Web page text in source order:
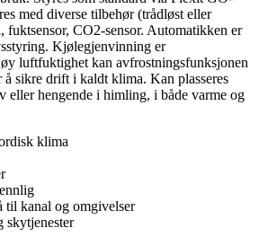
med diverse tilbehør (trådløst eller
fuktsensor, CO2-sensor. Automatikken er
Kjølegjenvinning er
luftfuktighet kan avfrostningsfunksjonen
sikre drift i kaldt klima. Kan plasseres
eller hengende i himling, i både varme og
klima
kanal og omgivelser
skytjenester